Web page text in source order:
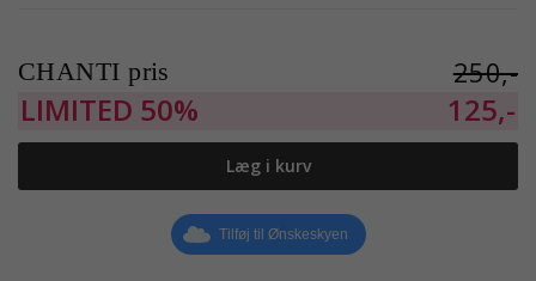
CHANTI pris 250,-
LIMITED 50% 125,-
Læg i kurv
Tilføj til Ønskeskyen